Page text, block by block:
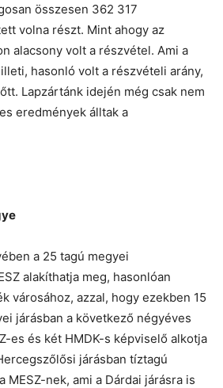
összesen 362 317
volna részt. Mint ahogy az
alacsony volt a részvétel. Ami a
hasonló volt a részvételi arány,
Lapzártánk idején még csak nem
eredmények álltak a
a 25 tagú megyei
alakíthatja meg, hasonlóan
városához, azzal, hogy ezekben 15
járásban a következő négyéves
es és két HMDK-s képviselő alkotja
járásban tíztagú
MESZ-nek, ami a Dárdai járásra is